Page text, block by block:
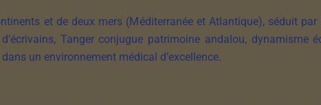
et de deux mers (Méditerranée et Atlantique), séduit
Tanger conjugue patrimoine andalou, dynamisme
un environnement médical d’excellence.